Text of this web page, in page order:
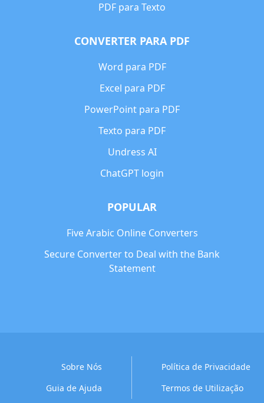
PDF para Texto
CONVERTER PARA PDF
Word para PDF
Excel para PDF
PowerPoint para PDF
Texto para PDF
Undress AI
ChatGPT login
POPULAR
Five Arabic Online Converters
Secure Converter to Deal with the Bank
Statement
Sobre Nós
Política de Privacidade
Guia de Ajuda
Termos de Utilização